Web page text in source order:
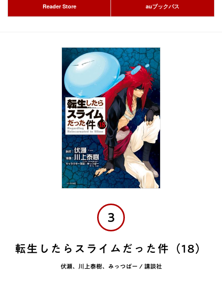
Reader Store auブックパス
3
転生したらスライムだった件（18）
伏瀬、川上泰樹、みっつばー / 講談社